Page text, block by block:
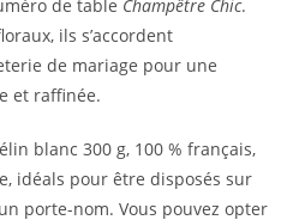
de table Champêtre Chic.
ils s’accordent
de mariage pour une
et raffinée.
blanc 300 g, 100 % français,
idéals pour être disposés sur
porte-nom. Vous pouvez opter